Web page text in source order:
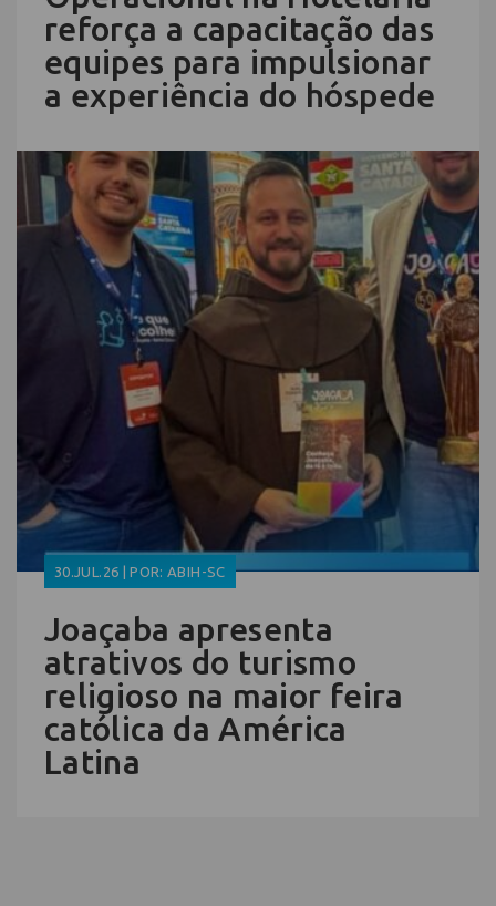
reforça a capacitação das
equipes para impulsionar
a experiência do hóspede
30.JUL.26 | POR: ABIH-SC
Joaçaba apresenta
atrativos do turismo
religioso na maior feira
católica da América
Latina